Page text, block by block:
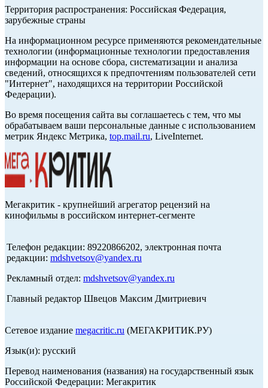
Территория распространения: Российская Федерация,
зарубежные страны
На информационном ресурсе применяются рекомендательные
технологии (информационные технологии предоставления
информации на основе сбора, систематизации и анализа
сведений, относящихся к предпочтениям пользователей сети
"Интернет", находящихся на территории Российской
Федерации).
Во время посещения сайта вы соглашаетесь с тем, что мы
обрабатываем ваши персональные данные с использованием
метрик Яндекс Метрика, top.mail.ru, LiveInternet.
Мегакритик - крупнейший агрегатор рецензий на
кинофильмы в российском интернет-сегменте
Телефон редакции: 89220866202, электронная почта
редакции: mdshvetsov@yandex.ru
Рекламный отдел: mdshvetsov@yandex.ru
Главный редактор Швецов Максим Дмитриевич
Сетевое издание megacritic.ru (МЕГАКРИТИК.РУ)
Язык(и): русский
Перевод наименования (названия) на государственный язык
Российской Федерации: Мегакритик